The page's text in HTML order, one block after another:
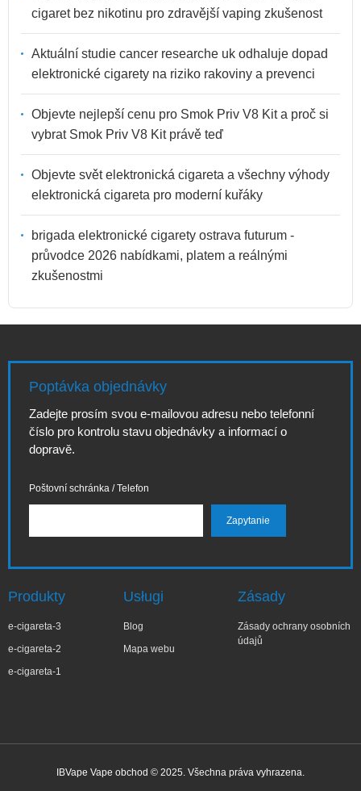
cigaret bez nikotinu pro zdravější vaping zkušenost
Aktuální studie cancer researche uk odhaluje dopad
elektronické cigarety na riziko rakoviny a prevenci
Objevte nejlepší cenu pro Smok Priv V8 Kit a proč si
vybrat Smok Priv V8 Kit právě teď
Objevte svět elektronická cigareta a všechny výhody
elektronická cigareta pro moderní kuřáky
brigada elektronické cigarety ostrava futurum -
průvodce 2026 nabídkami, platem a reálnými
zkušenostmi
Poptávka objednávky
Zadejte prosím svou e-mailovou adresu nebo telefonní
číslo pro kontrolu stavu objednávky a informací o
dopravě.
Poštovní schránka / Telefon
Produkty
e-cigareta-3
e-cigareta-2
e-cigareta-1
Usługi
Blog
Mapa webu
Zásady
Zásady ochrany osobních
údajů
IBVape Vape obchod © 2025. Všechna práva vyhrazena.
✕
Magd***na